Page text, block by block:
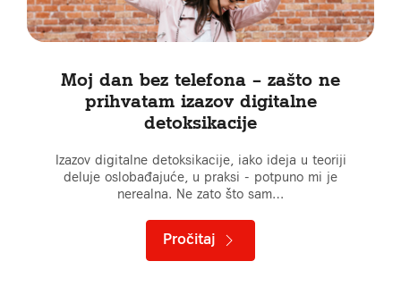
Moj dan bez telefona – zašto ne
prihvatam izazov digitalne
detoksikacije
Izazov digitalne detoksikacije, iako ideja u teoriji
deluje oslobađajuće, u praksi - potpuno mi je
nerealna. Ne zato što sam…
Pročitaj